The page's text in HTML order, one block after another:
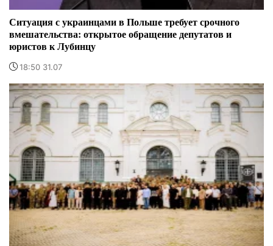
Ситуация с украинцами в Польше требует срочного
вмешательства: открытое обращение депутатов и
юристов к Лубинцу
18:50 31.07